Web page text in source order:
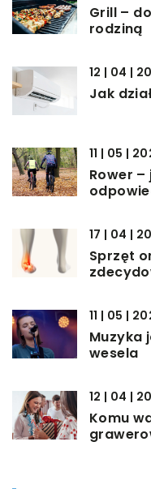
Grill –
rodziną
12 | 04 |
Jak
11 | 05 |
Rower
17 | 04 |
Sprzęt
11 | 05 |
Muzyka
wesela
12 | 04 |
Komu